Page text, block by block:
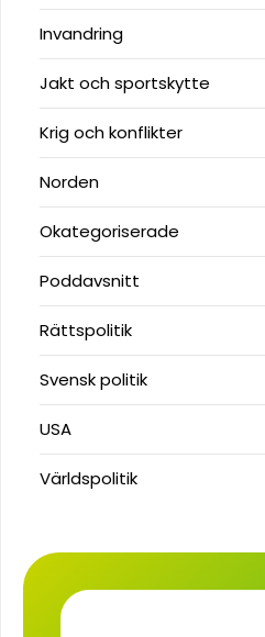
Invandring
Jakt och sportskytte
Krig och konflikter
Norden
Okategoriserade
Poddavsnitt
Rättspolitik
Svensk politik
USA
Världspolitik